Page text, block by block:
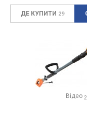
ДЕ КУПИТИ 29
Відео 2